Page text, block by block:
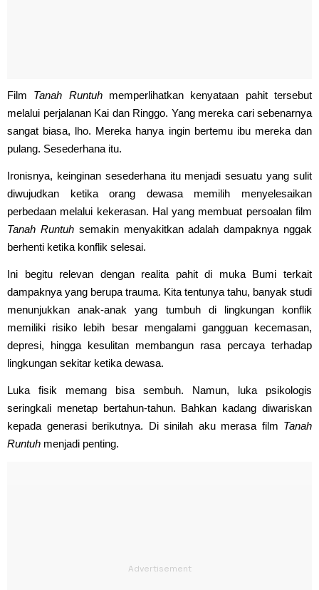
Film Tanah Runtuhmemperlihatkan kenyataan pahit tersebut
melalui perjalanan Kai dan Ringgo. Yang mereka cari sebenarnya
sangat biasa, lho. Mereka hanya ingin bertemu ibu mereka dan
pulang. Sesederhana itu.
Ironisnya, keinginan sesederhana itu menjadi sesuatu yang sulit
diwujudkan ketika orang dewasa memilih menyelesaikan
perbedaan melalui kekerasan. Hal yang membuat persoalan film
Tanah Runtuhsemakin menyakitkan adalah dampaknya nggak
berhenti ketika konflik selesai.
Ini begitu relevan dengan realita pahit di muka Bumi terkait
dampaknya yang berupa trauma. Kita tentunya tahu, banyak studi
menunjukkan anak-anak yang tumbuh di lingkungan konflik
memiliki risiko lebih besar mengalami gangguan kecemasan,
depresi, hingga kesulitan membangun rasa percaya terhadap
lingkungan sekitar ketika dewasa.
Luka fisik memang bisa sembuh. Namun, luka psikologis
seringkali menetap bertahun-tahun. Bahkan kadang diwariskan
kepada generasi berikutnya. Di sinilah aku merasa film Tanah
Runtuh menjadi penting.